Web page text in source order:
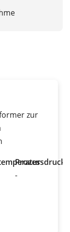
zur
Prozessdruck
-